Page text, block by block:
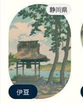
静岡県
伊豆